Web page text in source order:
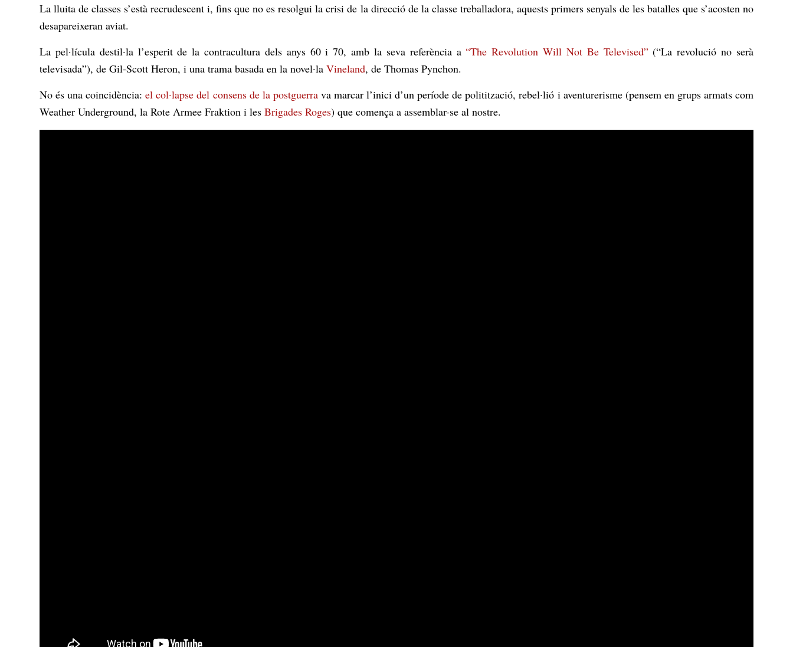
La lluita de classes s’està recrudescent i, fins que no es resolgui la crisi de la direcció de la classe treballadora, aquests primers senyals de les batalles que s’acosten no
desapareixeran aviat.
La pel·lícula destil·la l’esperit de la contracultura dels anys 60 i 70, amb la seva referència a“The Revolution Will Not Be Televised”(“La revolució no serà
televisada”), de Gil-Scott Heron, i una trama basada en la novel·la Vineland, de Thomas Pynchon.
No és una coincidència:el col·lapse del consens de la postguerrava marcar l’inici d’un període de politització, rebel·lió i aventurerisme (pensem en grups armats com
Weather Underground, la Rote Armee Fraktion i les Brigades Roges) que comença a assemblar-se al nostre.